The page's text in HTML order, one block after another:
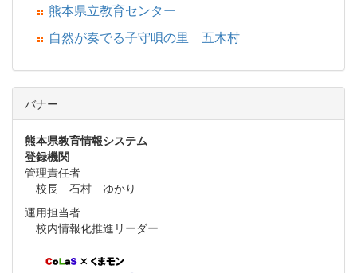
熊本県立教育センター
自然が奏でる子守唄の里 五木村
バナー
熊本県教育情報システム
登録機関
管理責任者
校長 石村 ゆかり
運用担当者
校内情報化推進リーダー